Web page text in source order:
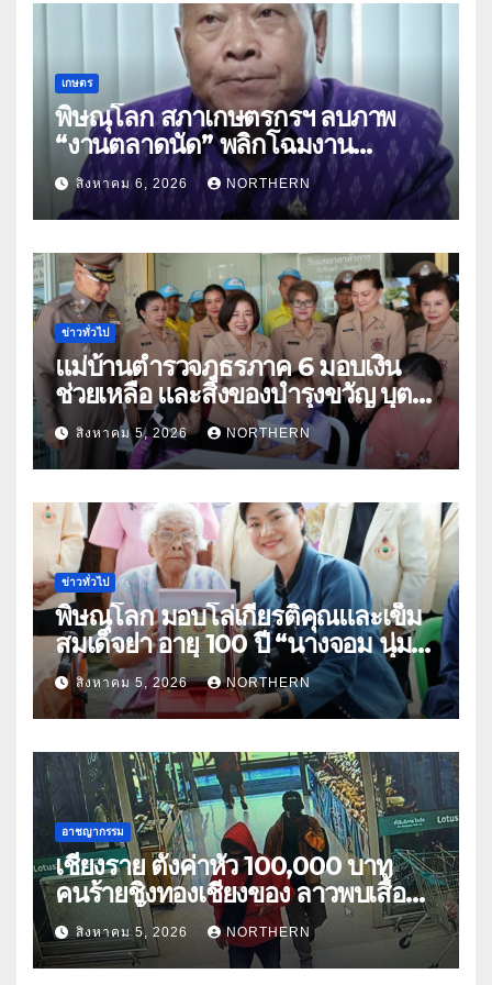
เกษตร
พิษณุโลก สภาเกษตรกรฯ ลบภาพ
“งานตลาดนัด” พลิกโฉมงาน
“เกษตรรุ่งเรืองเมืองสองแคว 69” มุ่ง
ประโยชน์เกษตรกร ดึงนวัตกรรม-จับ
คู่ธุรกิจดันสินค้าเกษตรสู่สากล (คลิป)
สิงหาคม 6, 2026 NORTHERN
ข่าวทั่วไป
แม่บ้านตำรวจภูธรภาค 6 มอบเงิน
ช่วยเหลือ และสิ่งของบำรุงขวัญ บุตร-
ธิดา ข้าราชการตำรวจจังหวัด
อุทัยธานี
สิงหาคม 5, 2026 NORTHERN
ข่าวทั่วไป
พิษณุโลก มอบโล่เกียรติคุณและเข็ม
สมเด็จย่า อายุ 100 ปี “นางจอม นุ่ม
เนตร” ตำบลบ้านกร่าง อำเภอเมือง
สิงหาคม 5, 2026 NORTHERN
อาชญากรรม
เชียงราย ตั้งค่าหัว 100,000 บาท
คนร้ายชิงทองเชียงของ ลาวพบเสื้อผ้า
คนร้ายตั้งจุดตรวจตามเส้นทาง
สิงหาคม 5, 2026 NORTHERN